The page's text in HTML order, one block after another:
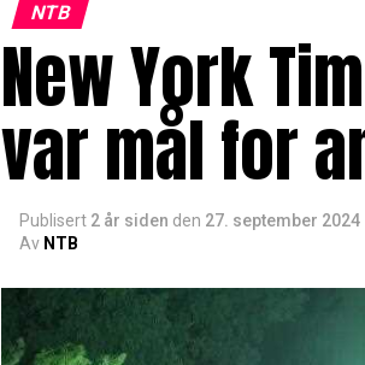
NTB
New York
var mål for
Publisert 2 år siden den 27. september 2024
Av NTB